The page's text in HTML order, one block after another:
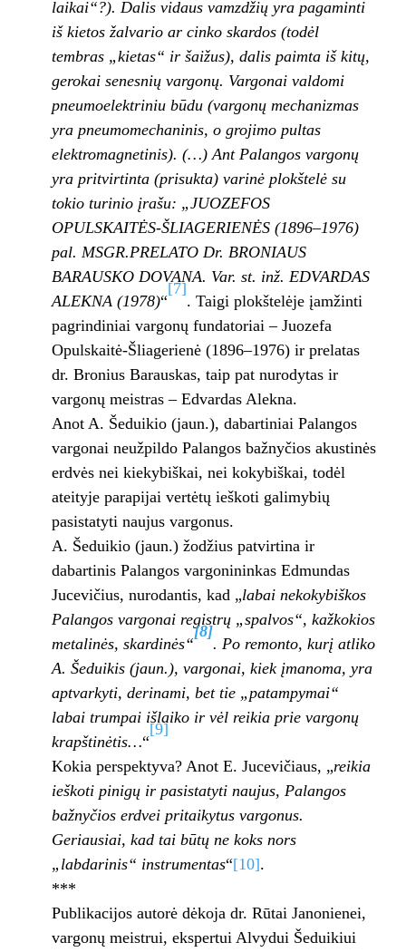
laikai“?). Dalis vidaus vamzdžių yra pagaminti
iš kietos žalvario ar cinko skardos (todėl
tembras „kietas“ ir šaižus), dalis paimta iš kitų,
gerokai senesnių vargonų. Vargonai valdomi
pneumoelektriniu būdu (vargonų mechanizmas
yra pneumomechaninis, o grojimo pultas
elektromagnetinis). (…) Ant Palangos vargonų
yra pritvirtinta (prisukta) varinė plokštelė su
tokio turinio įrašu: „JUOZEFOS
OPULSKAITĖS-ŠLIAGERIENĖS (1896–1976)
pal. MSGR.PRELATO Dr. BRONIAUS
BARAUSKO DOVANA. Var. st. inž. EDVARDAS
ALEKNA (1978)“
[7]
. Taigi plokštelėje įamžinti
pagrindiniai vargonų fundatoriai – Juozefa
Opulskaitė-Šliagerienė (1896–1976) ir prelatas
dr. Bronius Barauskas, taip pat nurodytas ir
vargonų meistras – Edvardas Alekna.
Anot A. Šeduikio (jaun.), dabartiniai Palangos
vargonai neužpildo Palangos bažnyčios akustinės
erdvės nei kiekybiškai, nei kokybiškai, todėl
ateityje parapijai vertėtų ieškoti galimybių
pasistatyti naujus vargonus.
A. Šeduikio (jaun.) žodžius patvirtina ir
dabartinis Palangos vargonininkas Edmundas
Jucevičius, nurodantis, kad „labai nekokybiškos
Palangos vargonai registrų „spalvos“, kažkokios
metalinės, skardinės“
[8]
. Po remonto, kurį atliko
A. Šeduikis (jaun.), vargonai, kiek įmanoma, yra
aptvarkyti, derinami, bet tie „patampymai“
labai trumpai išlaiko ir vėl reikia prie vargonų
krapštinėtis…“
[9]
Kokia perspektyva? Anot E. Jucevičiaus, „reikia
ieškoti pinigų ir pasistatyti naujus, Palangos
bažnyčios erdvei pritaikytus vargonus.
Geriausiai, kad tai būtų ne koks nors
„labdarinis“ instrumentas“[10].
***
Publikacijos autorė dėkoja dr. Rūtai Janonienei,
vargonų meistrui, ekspertui Alvydui Šeduikiui